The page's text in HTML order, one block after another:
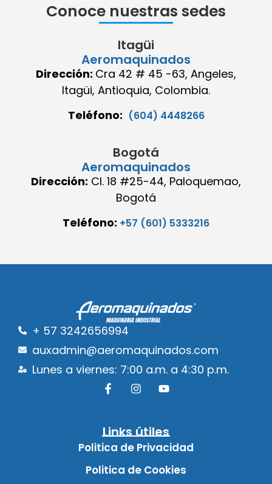
Conoce nuestras sedes
Itagüi
Aeromaquinados
Dirección: Cra 42 # 45 -63, Angeles,
Itagüi, Antioquia, Colombia.
Teléfono: (604) 4448266
Bogotá
Aeromaquinados
Dirección: Cl. 18 #25-44, Paloquemao,
Bogotá
Teléfono: +57 (601) 5333216
+ 57 3242656994
auxadmin@aeromaquinados.com
Lunes a viernes: 7:00 a.m. a 4:30 p.m.
Links útiles
Politica de Privacidad
Politica de Cookies